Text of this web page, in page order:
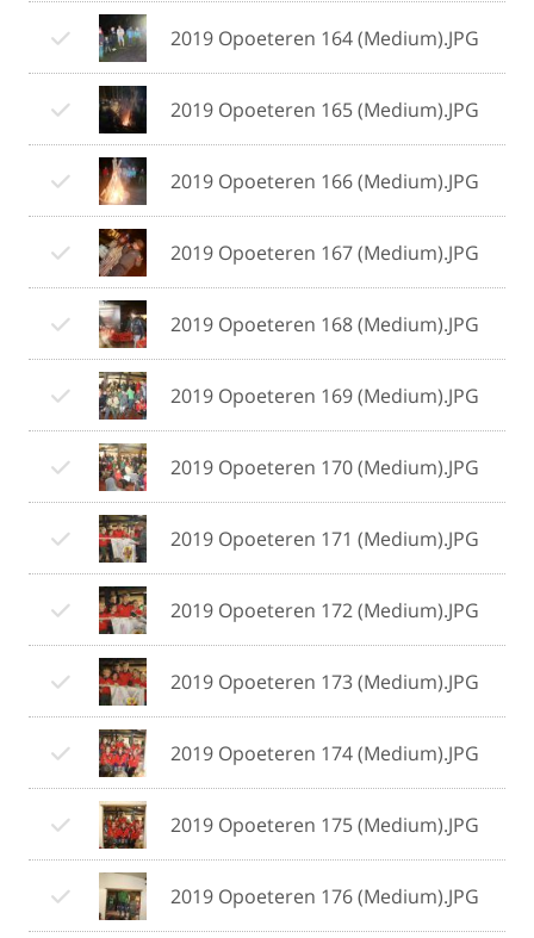
2019 Opoeteren 164 (Medium).JPG
2019 Opoeteren 165 (Medium).JPG
2019 Opoeteren 166 (Medium).JPG
2019 Opoeteren 167 (Medium).JPG
2019 Opoeteren 168 (Medium).JPG
2019 Opoeteren 169 (Medium).JPG
2019 Opoeteren 170 (Medium).JPG
2019 Opoeteren 171 (Medium).JPG
2019 Opoeteren 172 (Medium).JPG
2019 Opoeteren 173 (Medium).JPG
2019 Opoeteren 174 (Medium).JPG
2019 Opoeteren 175 (Medium).JPG
2019 Opoeteren 176 (Medium).JPG